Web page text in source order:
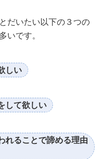
だいたい以下の３つの
いです。
しい
して欲しい
れることで諦める理由